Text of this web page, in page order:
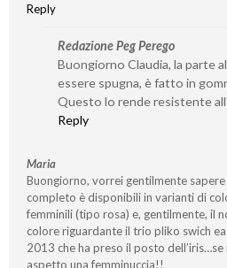
Reply
Redazione Peg Perego
Buongiorno Claudia, la parte
essere spugna, è fatto in
Questo lo rende resistente
Reply
Maria
Buongiorno, vorrei gentilmente
completo è disponibili in varianti di
femminili (tipo rosa) e, gentilmente, il
colore riguardante il trio pliko swich
2013 che ha preso il posto dell’iris…se
aspetto una femminuccia!!